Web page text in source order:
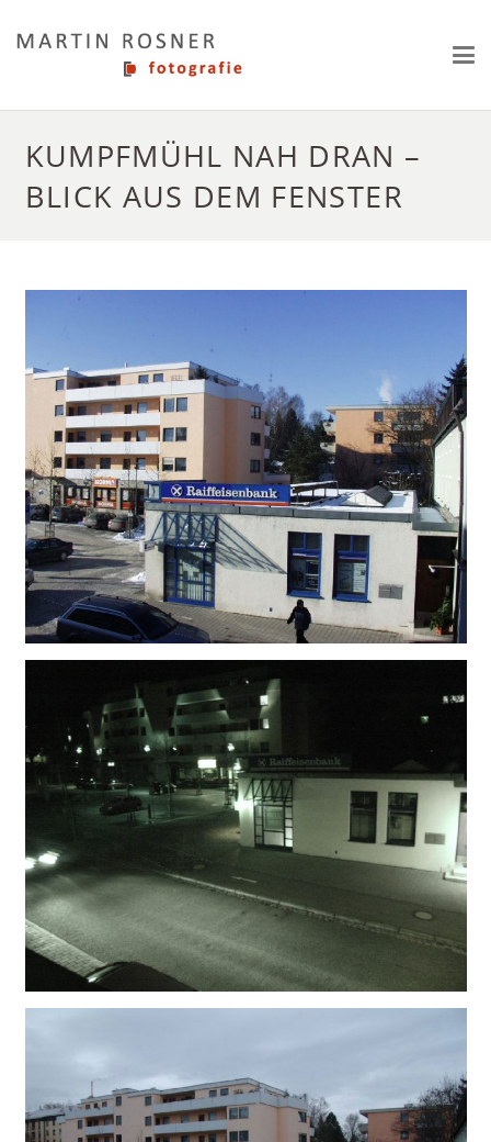
KUMPFMÜHL NAH DRAN –
BLICK AUS DEM FENSTER